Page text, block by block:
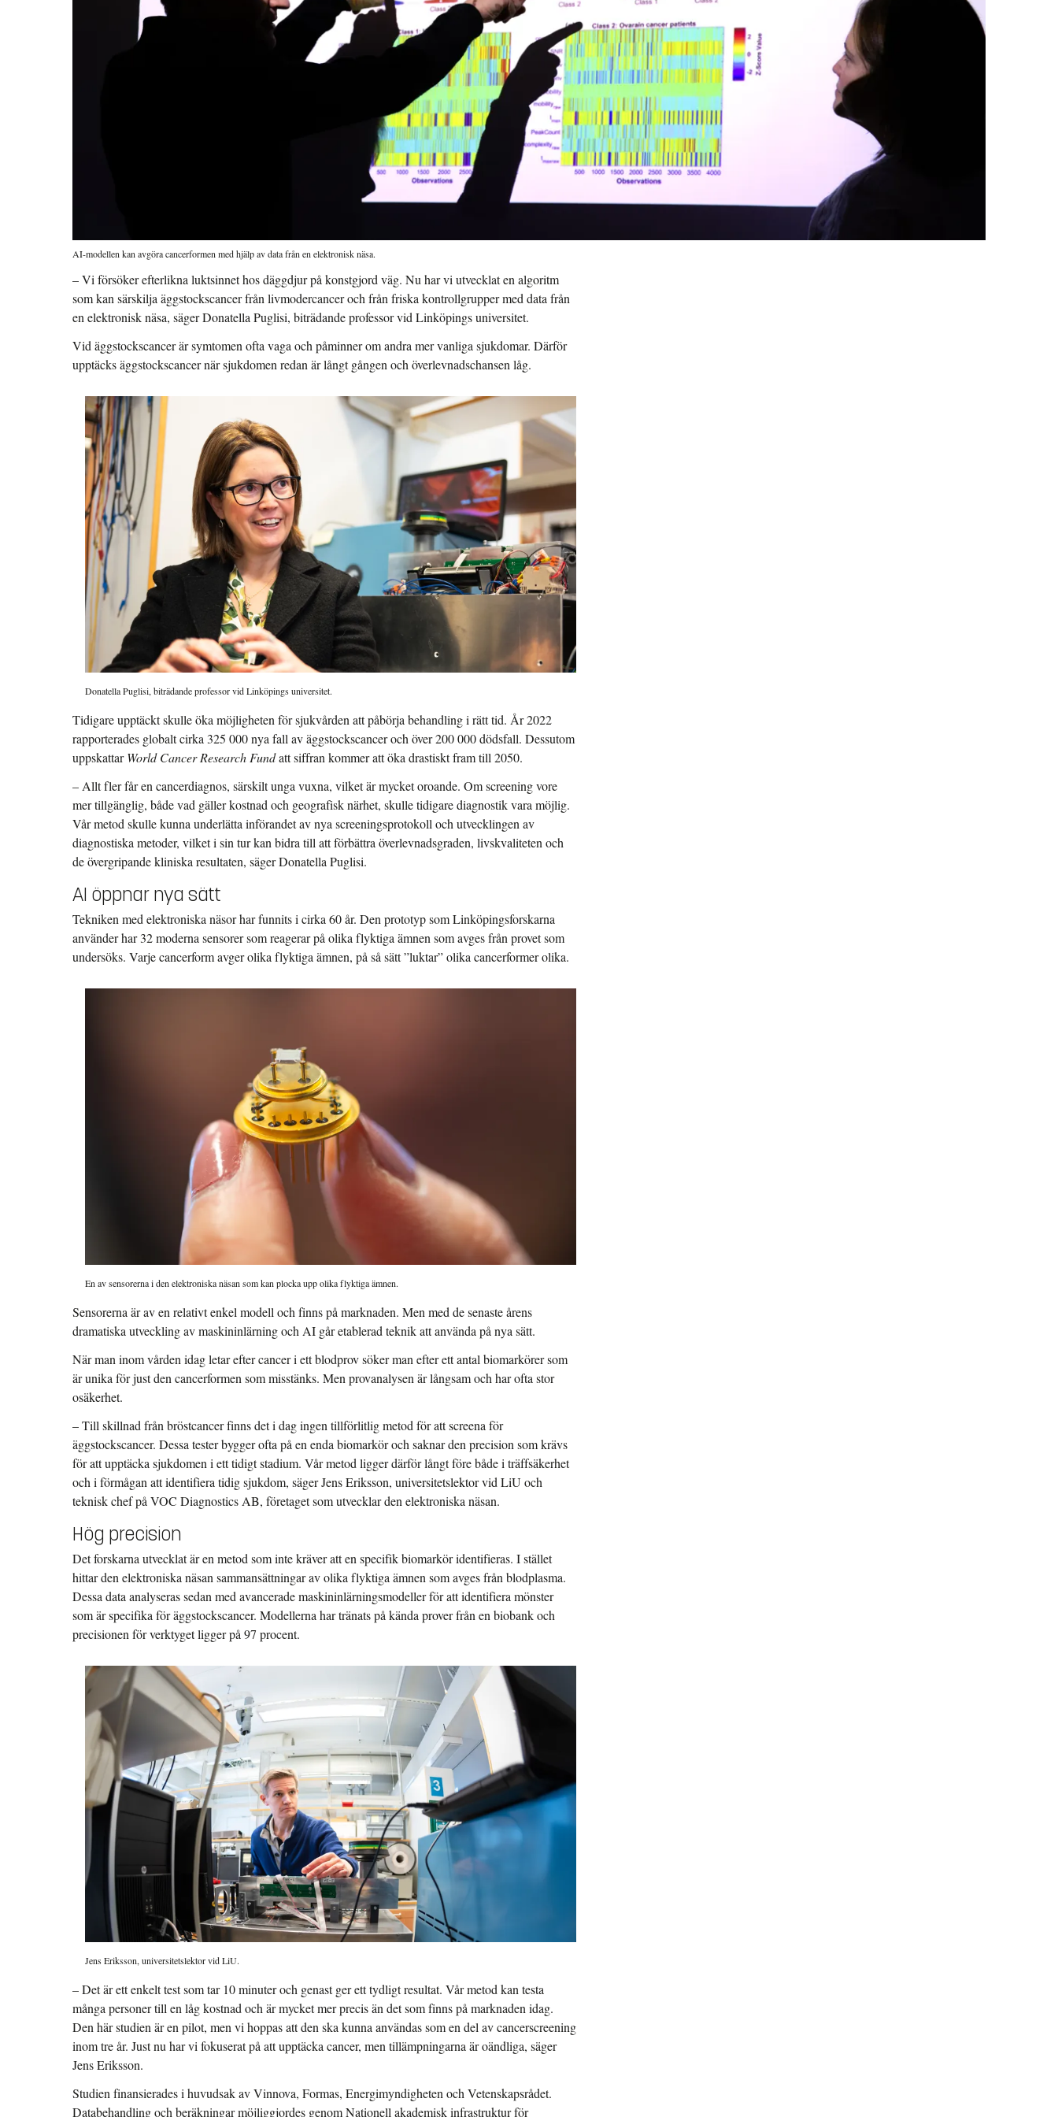
AI-modellen kan avgöra cancerformen med hjälp av data från en elektronisk näsa.
– Vi försöker efterlikna luktsinnet hos däggdjur på konstgjord väg. Nu har vi utvecklat en algoritm
som kan särskilja äggstockscancer från livmodercancer och från friska kontrollgrupper med data från
en elektronisk näsa, säger Donatella Puglisi, biträdande professor vid Linköpings universitet.
Vid äggstockscancer är symtomen ofta vaga och påminner om andra mer vanliga sjukdomar. Därför
upptäcks äggstockscancer när sjukdomen redan är långt gången och överlevnadschansen låg.
Donatella Puglisi, biträdande professor vid Linköpings universitet.
Tidigare upptäckt skulle öka möjligheten för sjukvården att påbörja behandling i rätt tid. År 2022
rapporterades globalt cirka 325 000 nya fall av äggstockscancer och över 200 000 dödsfall. Dessutom
uppskattarWorld Cancer Research Fundatt siffran kommer att öka drastiskt fram till 2050.
– Allt fler får en cancerdiagnos, särskilt unga vuxna, vilket är mycket oroande. Om screening vore
mer tillgänglig, både vad gäller kostnad och geografisk närhet, skulle tidigare diagnostik vara möjlig.
Vår metod skulle kunna underlätta införandet av nya screeningsprotokoll och utvecklingen av
diagnostiska metoder, vilket i sin tur kan bidra till att förbättra överlevnadsgraden, livskvaliteten och
de övergripande kliniska resultaten, säger Donatella Puglisi.
AI öppnar nya sätt
Tekniken med elektroniska näsor har funnits i cirka 60 år. Den prototyp som Linköpingsforskarna
använder har 32 moderna sensorer som reagerar på olika flyktiga ämnen som avges från provet som
undersöks. Varje cancerform avger olika flyktiga ämnen, på så sätt ”luktar” olika cancerformer olika.
En av sensorerna i den elektroniska näsan som kan plocka upp olika flyktiga ämnen.
Sensorerna är av en relativt enkel modell och finns på marknaden. Men med de senaste årens
dramatiska utveckling av maskininlärning och AI går etablerad teknik att använda på nya sätt.
När man inom vården idag letar efter cancer i ett blodprov söker man efter ett antal biomarkörer som
är unika för just den cancerformen som misstänks. Men provanalysen är långsam och har ofta stor
osäkerhet.
– Till skillnad från bröstcancer finns det i dag ingen tillförlitlig metod för att screena för
äggstockscancer. Dessa tester bygger ofta på en enda biomarkör och saknar den precision som krävs
för att upptäcka sjukdomen i ett tidigt stadium. Vår metod ligger därför långt före både i träffsäkerhet
och i förmågan att identifiera tidig sjukdom, säger Jens Eriksson, universitetslektor vid LiU och
teknisk chef på VOC Diagnostics AB, företaget som utvecklar den elektroniska näsan.
Hög precision
Det forskarna utvecklat är en metod som inte kräver att en specifik biomarkör identifieras. I stället
hittar den elektroniska näsan sammansättningar av olika flyktiga ämnen som avges från blodplasma.
Dessa data analyseras sedan med avancerade maskininlärningsmodeller för att identifiera mönster
som är specifika för äggstockscancer. Modellerna har tränats på kända prover från en biobank och
precisionen för verktyget ligger på 97 procent.
Jens Eriksson, universitetslektor vid LiU.
– Det är ett enkelt test som tar 10 minuter och genast ger ett tydligt resultat. Vår metod kan testa
många personer till en låg kostnad och är mycket mer precis än det som finns på marknaden idag.
Den här studien är en pilot, men vi hoppas att den ska kunna användas som en del av cancerscreening
inom tre år. Just nu har vi fokuserat på att upptäcka cancer, men tillämpningarna är oändliga, säger
Jens Eriksson.
Studien finansierades i huvudsak av Vinnova, Formas, Energimyndigheten och Vetenskapsrådet.
Databehandling och beräkningar möjliggjordes genom Nationell akademisk infrastruktur för